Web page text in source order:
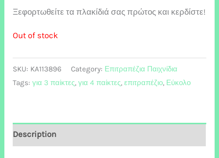
Ξεφορτωθείτε τα πλακίδιά σας πρώτος και κερδίστε!
Out of stock
SKU: KA113896 Category: Επιτραπέζια Παιχνίδια
Tags:για 3 παίκτες,για 4 παίκτες,επιτραπέζιο, Εύκολο
Description